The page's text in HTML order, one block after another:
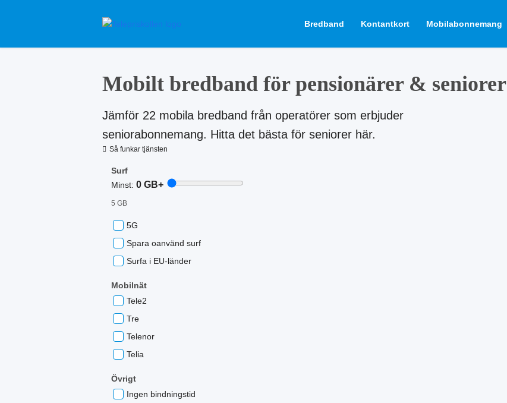
Bredband Kontantkort Mobilabonnemang
Mobilt bredband för pensionärer & seniorer
Jämför 22 mobila bredband från operatörer som erbjuder
seniorabonnemang. Hitta det bästa för seniorer här.
Så funkar tjänsten
Surf
Minst: 0 GB+
5 GB
5G
Spara oanvänd surf
Surfa i EU-länder
Mobilnät
Tele2
Tre
Telenor
Telia
Övrigt
Ingen bindningstid